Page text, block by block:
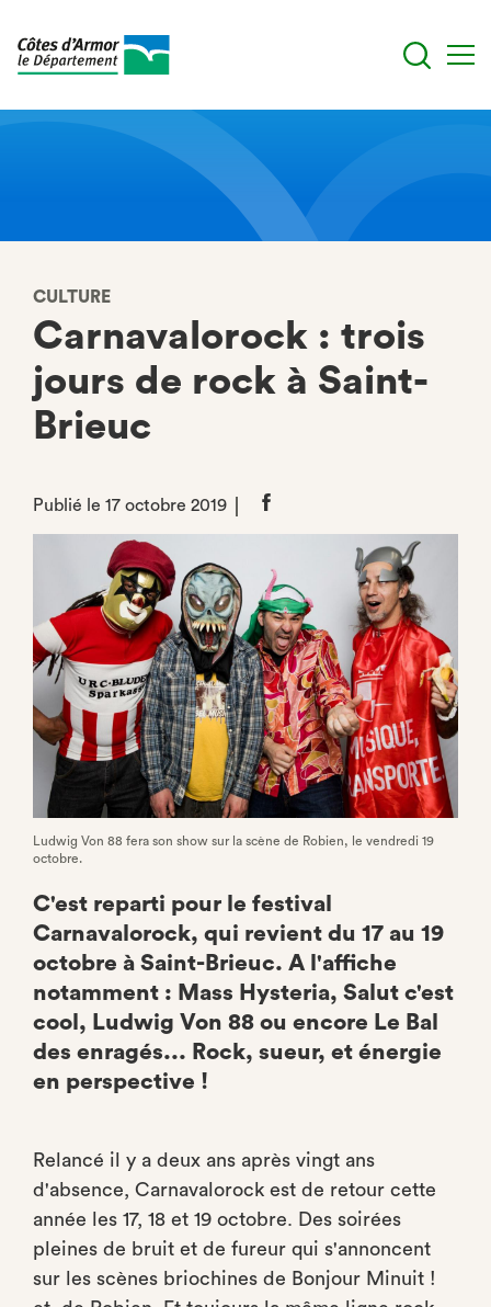
CULTURE
Carnavalorock : trois
jours de rock à Saint-
Brieuc
Publié le 17 octobre 2019
Partager
Ludwig Von 88 fera son show sur la scène de Robien, le vendredi 19
octobre.
C'est reparti pour le festival
Carnavalorock, qui revient du 17 au 19
octobre à Saint-Brieuc. A l'affiche
notamment : Mass Hysteria, Salut c'est
cool, Ludwig Von 88 ou encore Le Bal
des enragés... Rock, sueur, et énergie
en perspective !
Relancé il y a deux ans après vingt ans
d'absence, Carnavalorock est de retour cette
année les 17, 18 et 19 octobre. Des soirées
pleines de bruit et de fureur qui s'annoncent
sur les scènes briochines de Bonjour Minuit !